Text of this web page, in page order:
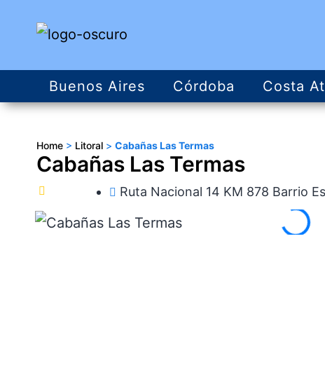
Buenos Aires Córdoba Costa
Home > Litoral > Cabañas Las Termas
Cabañas Las Termas
Ruta Nacional 14 KM 878 Barrio